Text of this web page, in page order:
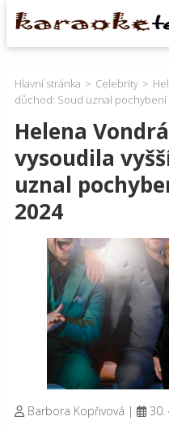
Hlavní stránka Celebrity
důchod: Soud uznal pochybení
Helena
vysoudila
uznal
2024
Barbora Kopřivová | 30.